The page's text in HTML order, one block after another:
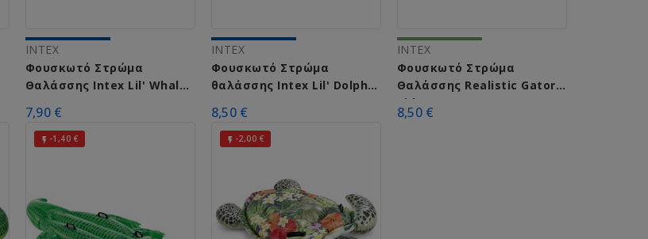
INTEX
Φουσκωτό Στρώμα
Θαλάσσης Intex Lil' Whale
7,90 €
INTEX
Φουσκωτό Στρώμα
θαλάσσης Intex Lil' Dolphin
8,50 €
INTEX
Φουσκωτό Στρώμα
Θαλάσσης Realistic Gator
Ride-On Intex 57551
8,50 €
 -1,40 €  -2,00 €